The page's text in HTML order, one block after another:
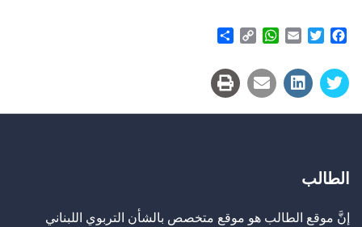
Facebook
Twitter
Email
WhatsApp
Copy
الطالب
إنَّ موقع الطالب هو موقع متخصص بالشأن التربوي اللبناني